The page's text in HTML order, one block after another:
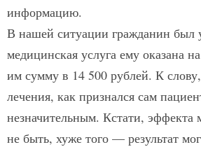
информацию.
В нашей ситуации гражданин был
медицинская услуга ему оказана
им сумму в 14 500 рублей. К
лечения, как признался сам
незначительным. Кстати,
не быть, хуже того — результат